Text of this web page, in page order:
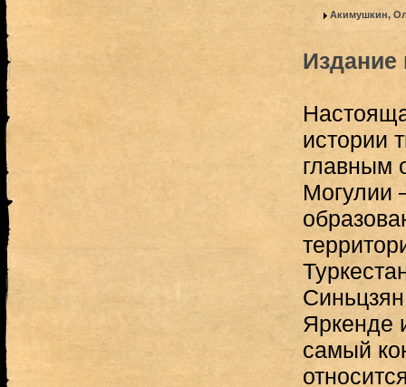
Акимушкин,
Издание
истории
главным
Могулии
Яркенде
самый